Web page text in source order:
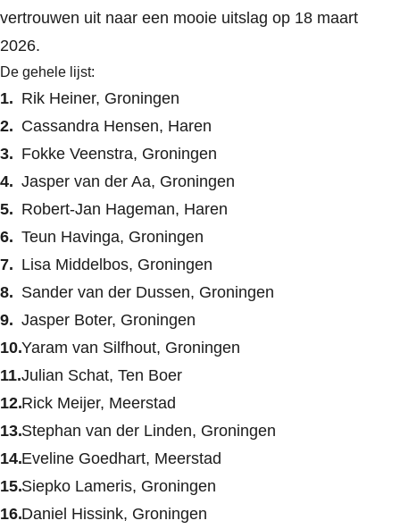
vertrouwen uit naar een mooie uitslag op 18 maart
2026.
De gehele lijst:
Rik Heiner, Groningen
Cassandra Hensen, Haren
Fokke Veenstra, Groningen
Jasper van der Aa, Groningen
Robert-Jan Hageman, Haren
Teun Havinga, Groningen
Lisa Middelbos, Groningen
Sander van der Dussen, Groningen
Jasper Boter, Groningen
Yaram van Silfhout, Groningen
Julian Schat, Ten Boer
Rick Meijer, Meerstad
Stephan van der Linden, Groningen
Eveline Goedhart, Meerstad
Siepko Lameris, Groningen
Daniel Hissink, Groningen